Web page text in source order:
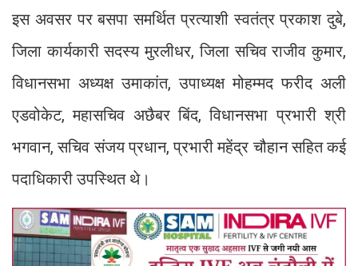
इस अवसर पर बसपा समर्थित प्रत्याशी स्वतंत्र प्रकाश दुबे,
जिला कार्यकारी सदस्य मुरलीधर, जिला सचिव राजीव कुमार,
विधानसभा अध्यक्ष उमाकांत, उपाध्यक्ष मोहम्मद फरीद अली
एडवोकेट, महासचिव अछैबर बिंद, विधानसभा प्रभारी श्री
भगवान, सचिव संजय प्रधान, प्रभारी महेंद्र चौहान सहित कई
पदाधिकारी उपस्थित थे।